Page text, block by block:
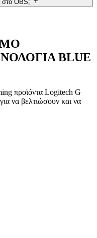
OBS;
BLUE
προϊόντα Logitech G
να βελτιώσουν και να